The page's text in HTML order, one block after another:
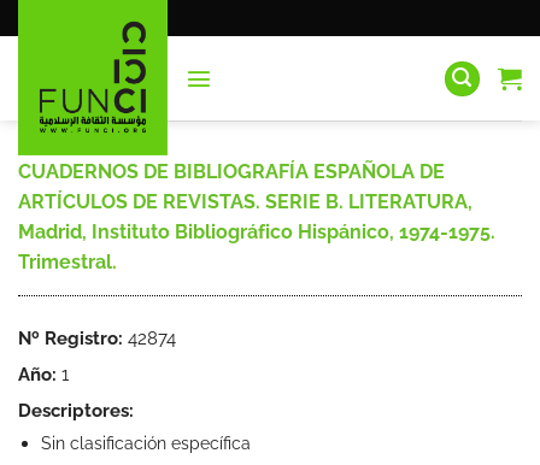
al
CUADERNOS DE BIBLIOGRAFÍA ESPAÑOLA DE
ARTÍCULOS DE REVISTAS. SERIE B. LITERATURA,
Madrid, Instituto Bibliográfico Hispánico, 1974-1975.
Trimestral.
Nº Registro: 42874
Año: 1
Descriptores:
Sin clasificación específica